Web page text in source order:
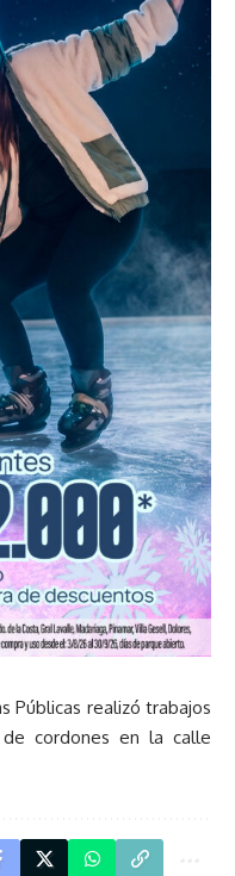
Públicas realizó trabajos
cordones en la calle